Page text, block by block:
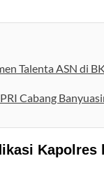
Talenta ASN di
Cabang
Kapolres